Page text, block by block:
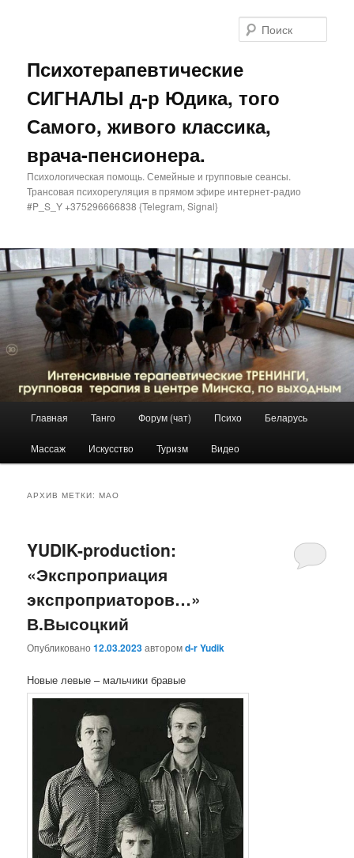
Психотерапевтические
СИГНАЛЫ д-р Юдика, того
Самого, живого классика,
врача-пенсионера.
Психологическая помощь. Семейные и групповые сеансы.
Трансовая психорегуляция в прямом эфире интернет-радио
#P_S_Y +375296666838 {Telegram, Signal}
Перейти
к
Перейти
к
Главная Танго Форум (чат) Психо Беларусь
Массаж Искусство Туризм Видео
АРХИВ МЕТКИ:МАО
YUDIK-production:
«Экспроприация
экспроприаторов…»
В.Высоцкий
Опубликовано12.03.2023авторомd-r Yudik
Новые левые – мальчики бравые